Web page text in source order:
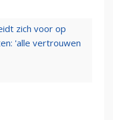
zich voor op
'alle vertrouwen